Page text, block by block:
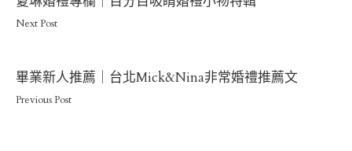
Post
Next Post
Previous
Post
畢業新人推薦｜台北Mick&Nina非常婚禮推薦文
Previous Post